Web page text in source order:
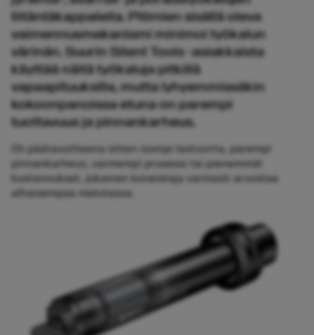
liitäntäkappaleita. Pitimien sisällä oleva
vaimennusmekanismi minimoi työkalun
värinän. Suurin Silent Tools -asiakkaista
käyttää näitä työkaluja pitkillä
vapaapituuksilla, mutta lyhyemmissäkin
kokoonpanoissa etuna on parempi
tuottavuus ja pinnankarheus.
Oli päätavoitteena sitten isompi lastuvirta, parempi
pinnankarheus, varmempi prosessi tai pienemmät
kustannukset, jokainen koneistaja varmasti arvostaa
alhaisempaa melutasoa.